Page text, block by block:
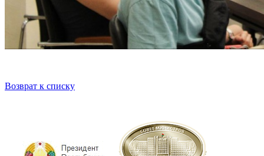
Возврат к списку